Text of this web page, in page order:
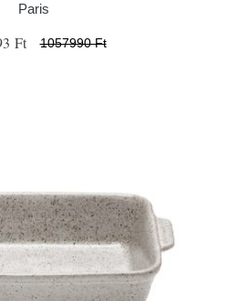
Paris
Ft 1057990 Ft